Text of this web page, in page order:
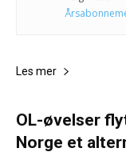
Les mer
OL-øvelser
Norge et
Andreas Selliaas og NTB